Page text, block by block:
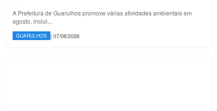
A Prefeitura de Guarulhos promove várias atividades ambientais em
agosto, inclui...
GUARULHOS | 07/08/2026